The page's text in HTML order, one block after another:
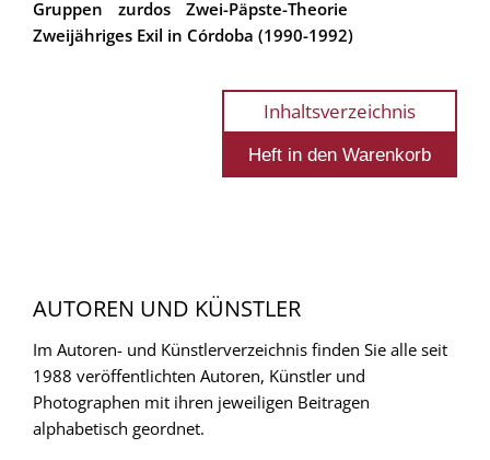
Gruppen
zurdos
Zwei-Päpste-Theorie
Zweijähriges Exil in Córdoba (1990-1992)
Inhaltsverzeichnis
AUTOREN UND KÜNSTLER
Im Autoren- und Künstlerverzeichnis finden Sie alle seit
1988 veröffentlichten Autoren, Künstler und
Photographen mit ihren jeweiligen Beitragen
alphabetisch geordnet.